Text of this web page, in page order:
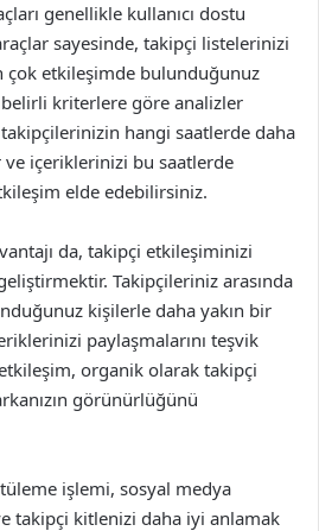
genellikle kullanıcı dostu
sayesinde, takipçi listelerinizi
çok etkileşimde bulunduğunuz
belirli kriterlere göre analizler
hangi saatlerde daha
içeriklerinizi bu saatlerde
elde edebilirsiniz.
da, takipçi etkileşiminizi
Takipçileriniz arasında
kişilerle daha yakın bir
paylaşmalarını teşvik
organik olarak takipçi
görünürlüğünü
işlemi, sosyal medya
takipçi kitlenizi daha iyi anlamak